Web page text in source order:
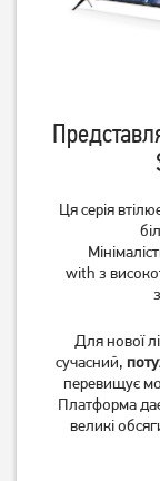
3230HST2
Ця серія
with з
Для нової
сучасний,
перевищує
Платформа
великі